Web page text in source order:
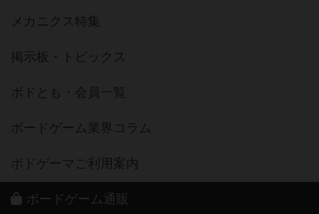
メカニクス特集
掲示板・トピックス
ボドとも・会員一覧
ボードゲーム業界コラム
ボドゲーマご利用案内
ボードゲーム通販